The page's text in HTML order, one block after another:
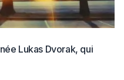
Lukas Dvorak, qui